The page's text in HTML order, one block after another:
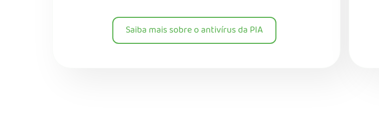
Saiba mais sobre o antivírus da PIA